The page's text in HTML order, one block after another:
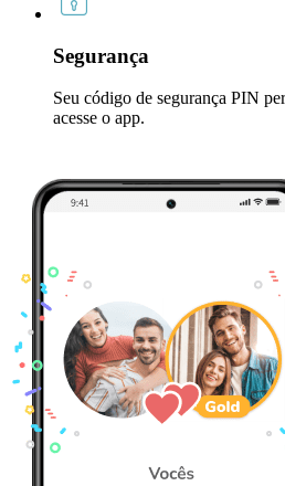
Segurança
Seu código de segurança PIN
acesse o app.